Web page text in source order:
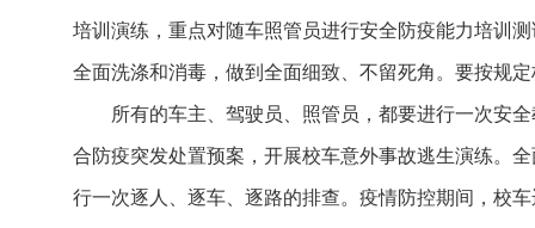
培训演练，重点对随车照管员进行安全防疫能力培训
全面洗涤和消毒，做到全面细致、不留死角。要按规
所有的车主、驾驶员、照管员，都要进行一次安
合防疫突发处置预案，开展校车意外事故逃生演练。
行一次逐人、逐车、逐路的排查。疫情防控期间，校